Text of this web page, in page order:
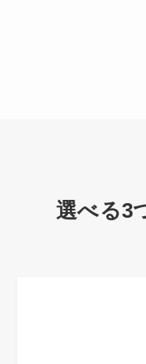
選べる3